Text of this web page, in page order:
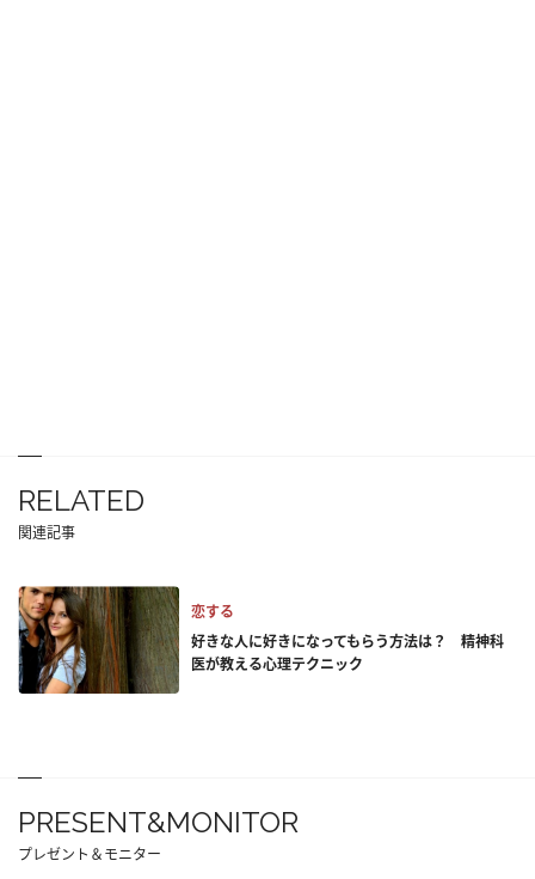
RELATED
関連記事
恋する
好きな人に好きになってもらう方法は？ 精神科
医が教える心理テクニック
PRESENT&MONITOR
プレゼント＆モニター